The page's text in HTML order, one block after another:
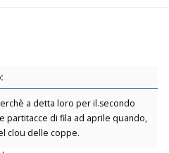
a detta loro per il.secondo
partitacce di fila ad aprile quando,
clou delle coppe.